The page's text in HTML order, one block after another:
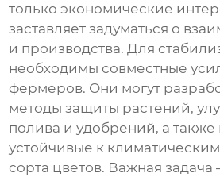
только экономические
заставляет задуматься о
и производства. Для
необходимы совместные
фермеров. Они могут
методы защиты растений,
полива и удобрений, а также
устойчивые к
сорта цветов. Важная задача